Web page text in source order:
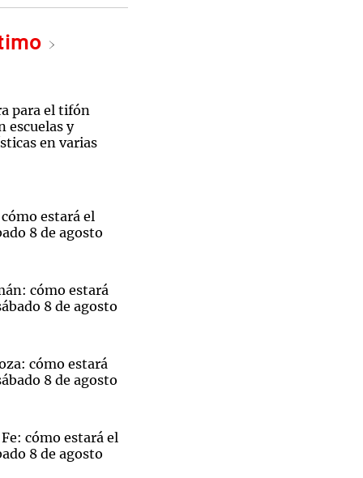
para el tifón
escuelas y
en varias
estará el
8 de agosto
cómo estará
8 de agosto
cómo estará
8 de agosto
cómo estará el
8 de agosto